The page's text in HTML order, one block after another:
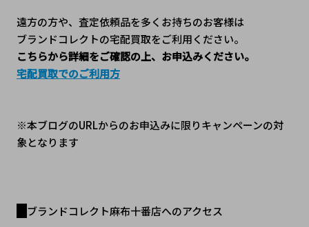
遠方の方や、査定依頼品を多くお持ちのお客様は
ブランドコレクトの宅配買取をご利用ください。
こちらから詳細をご確認の上、お申込みください。
宅配買取でのご利用方
※本ブログのURLからのお申込みに限りキャンペーンの対
象となります
ブランドコレクト麻布十番店へのアクセス